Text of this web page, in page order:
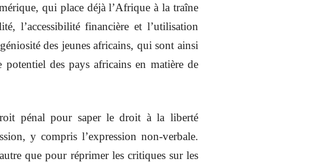
qui place déjà l’Afrique à la traîne
l’accessibilité financière et l’utilisation
des jeunes africains, qui sont ainsi
des pays africains en matière de
pénal pour saper le droit à la liberté
y compris l’expression non-verbale.
que pour réprimer les critiques sur les